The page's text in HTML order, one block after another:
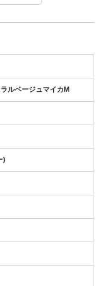
ルベージュマイカM
)